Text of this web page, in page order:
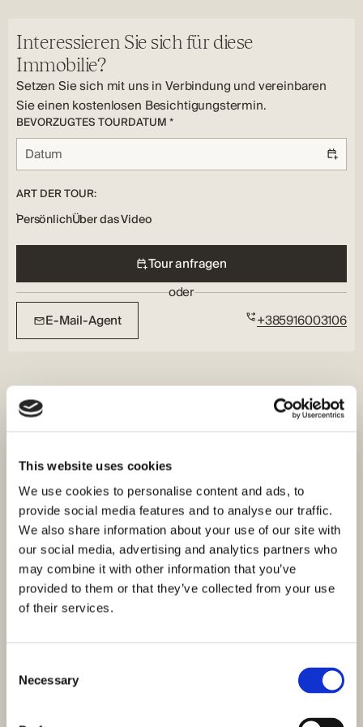
This website uses cookies
We use cookies to personalise content and ads, to
provide social media features and to analyse our traffic.
We also share information about your use of our site with
our social media, advertising and analytics partners who
may combine it with other information that you’ve
provided to them or that they’ve collected from your use
of their services.
Selection
Necessary
Zusätzliche Innenausstattung:
Offener Grundriss
Fenster Typ:
PVC
Parken
Interessieren Sie sich für diese
Immobilie?
Setzen Sie sich mit uns in Verbindung und vereinbaren
Sie einen kostenlosen Besichtigungstermin.
BEVORZUGTES TOURDATUM *
ART DER TOUR:
PersönlichÜber das Video
Tour anfragen
oder
E-Mail-Agent
+385916003106